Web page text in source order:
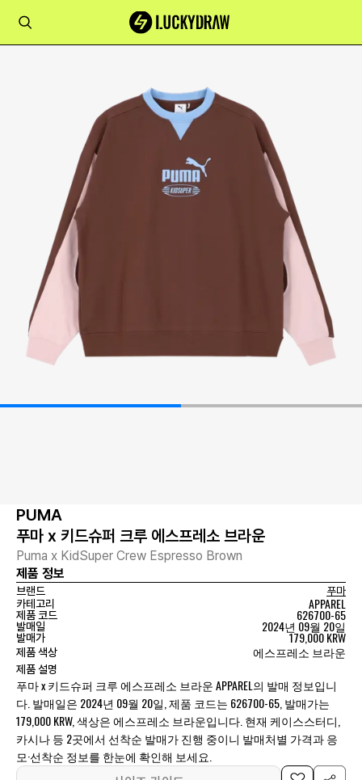
PUMA
푸마 x 키드슈퍼 크루 에스프레소 브라운
Puma x KidSuper Crew Espresso Brown
제품 정보
브랜드
푸마
카테고리
APPAREL
제품 코드 626700-65
발매일 2024년 09월 20일
발매가 179,000 KRW
제품 색상 에스프레소 브라운
제품 설명
푸마 x 키드슈퍼 크루 에스프레소 브라운 APPAREL의 발매 정보입니
다. 발매일은 2024년 09월 20일, 제품 코드는 626700-65, 발매가는
179,000 KRW, 색상은 에스프레소 브라운입니다. 현재 케이스스터디,
카시나 등 2곳에서 선착순 발매가 진행 중이니 발매처별 가격과 응
모·선착순 정보를 한눈에 확인해 보세요.